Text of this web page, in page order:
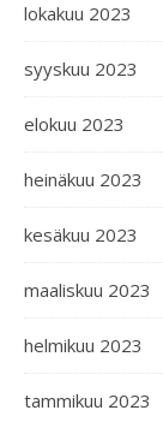
lokakuu 2023
syyskuu 2023
elokuu 2023
heinäkuu 2023
kesäkuu 2023
maaliskuu 2023
helmikuu 2023
tammikuu 2023